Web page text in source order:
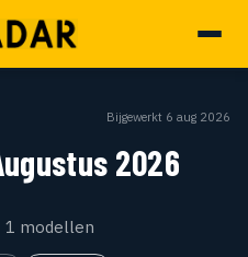
Bijgewerkt 6 aug 2026
2026
1 modellen